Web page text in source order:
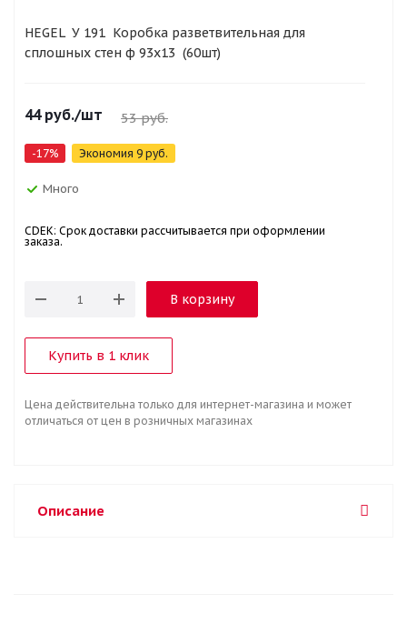
HEGEL У 191 Коробка разветвительная для
сплошных стен ф 93х13 (60шт)
44руб./шт 53руб.
-17% Экономия 9 руб.
Много
CDEK: Срок доставки рассчитывается при оформлении
заказа.
В корзину
Купить в 1 клик
Цена действительна только для интернет-магазина и может
отличаться от цен в розничных магазинах
Описание